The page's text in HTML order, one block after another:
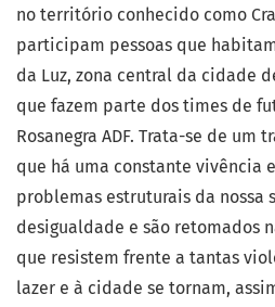
no território conhecido como
participam pessoas que
da Luz, zona central da cidade
que fazem parte dos times de
Rosanegra ADF. Trata-se de um
que há uma constante vivência
problemas estruturais da nossa
desigualdade e são retomados
que resistem frente a tantas
lazer e à cidade se tornam,